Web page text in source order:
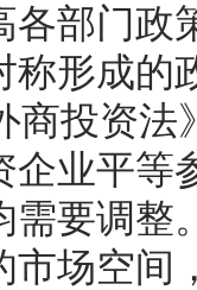
各部门政
称形成的
商投资法
企业平等
需要调整
市场空间